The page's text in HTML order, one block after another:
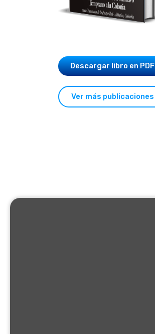
Descargar libro en PDF
Ver más publicaciones